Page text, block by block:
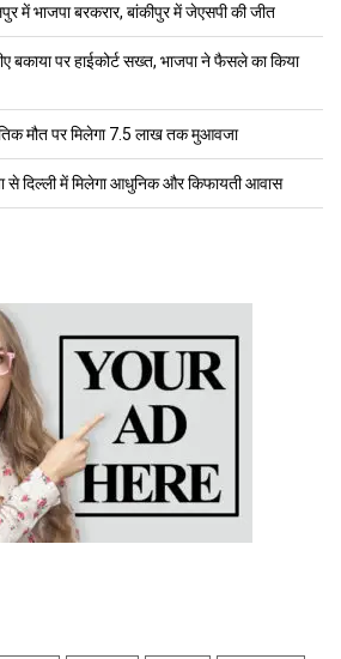
में भाजपा बरकरार, बांकीपुर में जेएसपी की जीत
बकाया पर हाईकोर्ट सख्त, भाजपा ने फैसले का किया
मौत पर मिलेगा 7.5 लाख तक मुआवजा
से दिल्ली में मिलेगा आधुनिक और किफायती आवास